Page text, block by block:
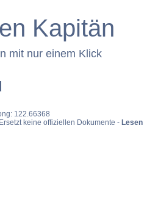
Kapitän
mit nur einem Klick
122.66368
keine offiziellen Dokumente - Lesen